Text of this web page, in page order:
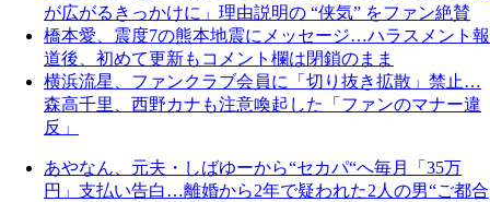
が広がるきっかけに」理由説明の “侠気” をファン絶賛
橋本愛、震度7の熊本地震にメッセージ…ハラスメント報
道後、初めて更新もコメント欄は閉鎖のまま
横浜流星、ファンクラブ会員に「切り抜き拡散」禁止…
森高千里、西野カナも注意喚起した「ファンのマナー違
反」
あやなん、元夫・しばゆーから“セカパ“へ毎月「35万
円」支払い告白…離婚から2年で疑われた2人の男“ご都合